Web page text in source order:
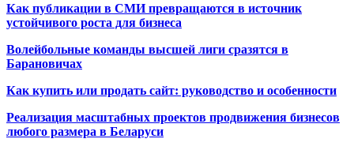
Как публикации в СМИ превращаются в источник
устойчивого роста для бизнеса
Волейбольные команды высшей лиги сразятся в
Барановичах
Как купить или продать сайт: руководство и особенности
Реализация масштабных проектов продвижения бизнесов
любого размера в Беларуси